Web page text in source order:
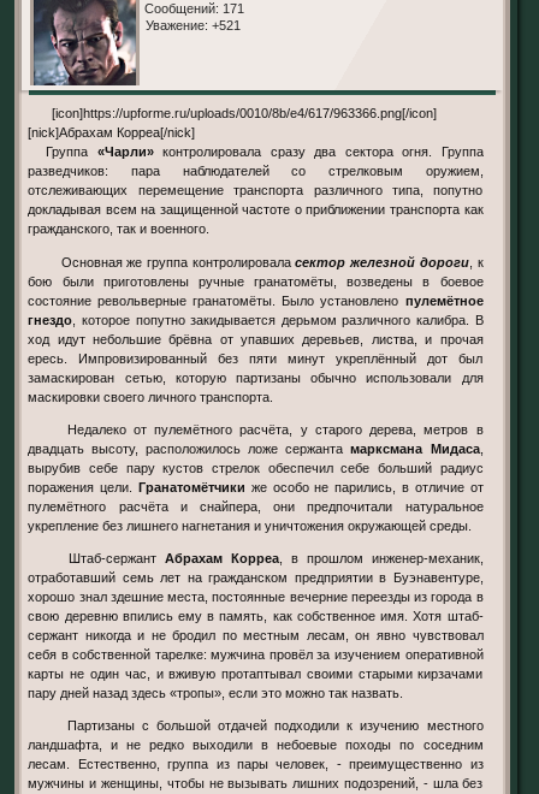
Сообщений: 171
Уважение: +521
[icon]https://upforme.ru/uploads/0010/8b/e4/617/963366.png[/icon]
[nick]Абрахам Корреа[/nick]
Группа «Чарли»контролировала сразу два сектора огня. Группа
разведчиков: пара наблюдателей со стрелковым оружием,
отслеживающих перемещение транспорта различного типа, попутно
докладывая всем на защищенной частоте о приближении транспорта как
гражданского, так и военного.
Основная же группа контролироваласектор железной дороги, к
бою были приготовлены ручные гранатомёты, возведены в боевое
состояние револьверные гранатомёты. Было установлено пулемётное
гнездо , которое попутно закидывается дерьмом различного калибра. В
ход идут небольшие брёвна от упавших деревьев, листва, и прочая
ересь. Импровизированный без пяти минут укреплённый дот был
замаскирован сетью, которую партизаны обычно использовали для
маскировки своего личного транспорта.
Недалеко от пулемётного расчёта, у старого дерева, метров в
двадцать высоту, расположилось ложе сержантамарксмана Мидаса,
вырубив себе пару кустов стрелок обеспечил себе больший радиус
поражения цели. Гранатомётчики же особо не парились, в отличие от
пулемётного расчёта и снайпера, они предпочитали натуральное
укрепление без лишнего нагнетания и уничтожения окружающей среды.
Штаб-сержант Абрахам Корреа, в прошлом инженер-механик,
отработавший семь лет на гражданском предприятии в Буэнавентуре,
хорошо знал здешние места, постоянные вечерние переезды из города в
свою деревню впились ему в память, как собственное имя. Хотя штаб-
сержант никогда и не бродил по местным лесам, он явно чувствовал
себя в собственной тарелке: мужчина провёл за изучением оперативной
карты не один час, и вживую протаптывал своими старыми кирзачами
пару дней назад здесь «тропы», если это можно так назвать.
Партизаны с большой отдачей подходили к изучению местного
ландшафта, и не редко выходили в небоевые походы по соседним
лесам. Естественно, группа из пары человек, - преимущественно из
мужчины и женщины, чтобы не вызывать лишних подозрений, - шла без